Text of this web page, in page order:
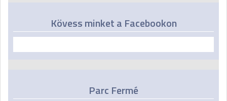
Kövess minket a Facebookon
Parc Fermé